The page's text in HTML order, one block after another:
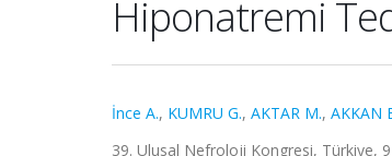
Hiponatremi
İnce A., KUMRU G., AKTAR M., AKKAN
39. Ulusal Nefroloji Kongresi, Türkiye,